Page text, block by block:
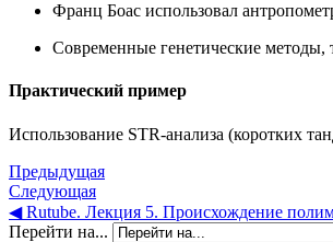
Франц Боас использовал
Современные генетические
Практический пример
Использование STR-анализа (коротких
Предыдущая
Следующая
◀︎ Rutube. Лекция 5. Происхождение
Перейти на...